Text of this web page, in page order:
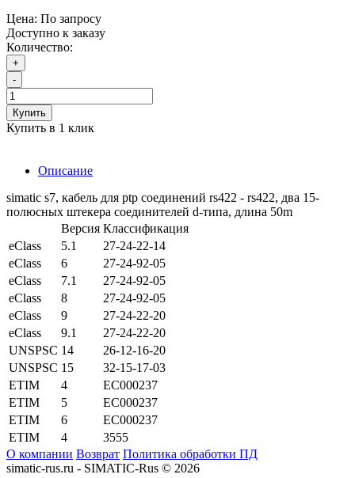
Цена: По запросу
Доступно к заказу
Количество:
+
-
Купить
Купить в 1 клик
Описание
simatic s7, кабель для ptp соединений rs422 - rs422, два 15-
полюсных штекера соединителей d-типа, длина 50m
Версия Классификация
eClass
5.1
27-24-22-14
eClass
6
27-24-92-05
eClass
7.1
27-24-92-05
eClass
8
27-24-92-05
eClass
9
27-24-22-20
eClass
9.1
27-24-22-20
UNSPSC 14
26-12-16-20
UNSPSC 15
32-15-17-03
ETIM
4
EC000237
ETIM
5
EC000237
ETIM
6
EC000237
ETIM
4
3555
О компании Возврат Политика обработки ПД
simatic-rus.ru - SIMATIC-Rus © 2026